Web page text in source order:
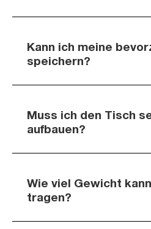
Kann ich meine
speichern?
Muss ich den Tisch
aufbauen?
Wie viel Gewicht
tragen?